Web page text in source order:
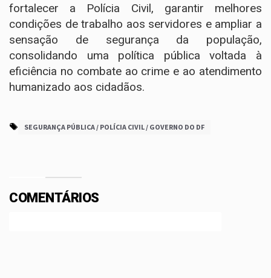
fortalecer a Polícia Civil, garantir melhores
condições de trabalho aos servidores e ampliar a
sensação de segurança da população,
consolidando uma política pública voltada à
eficiência no combate ao crime e ao atendimento
humanizado aos cidadãos.
SEGURANÇA PÚBLICA / POLÍCIA CIVIL / GOVERNO DO DF
COMENTÁRIOS